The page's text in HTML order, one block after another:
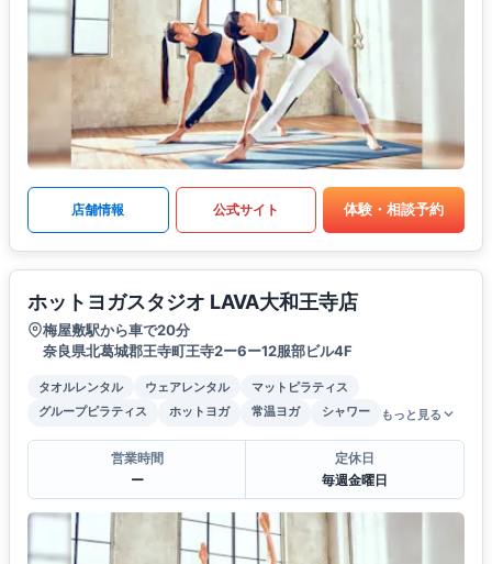
店舗情報 公式サイト 体験・相談予約
ホットヨガスタジオ LAVA大和王寺店
梅屋敷駅から車で20分
奈良県北葛城郡王寺町王寺2ー6ー12服部ビル4F
タオルレンタル ウェアレンタル
マットピラティス
グループピラティス
ホットヨガ 常温ヨガ シャワー もっと見る
営業時間
ー
定休日
毎週金曜日